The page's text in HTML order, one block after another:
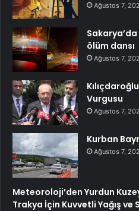
Ağustos 7,
ölüm dansı
Ağustos 7,
Vurgusu
Ağustos 7,
Kurban
Ağustos 7,
Meteoroloji’den Yurdun
Trakya İçin Kuvvetli Yağış ve